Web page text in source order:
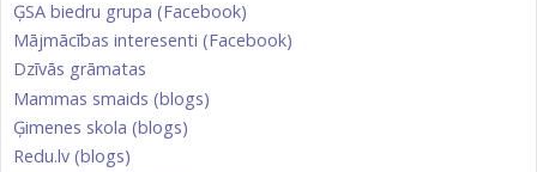
ĢSA biedru grupa (Facebook)
Mājmācības interesenti (Facebook)
Dzīvās grāmatas
Mammas smaids (blogs)
Ģimenes skola (blogs)
Redu.lv (blogs)